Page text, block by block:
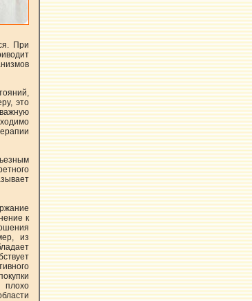
При
это
к
из
плохо